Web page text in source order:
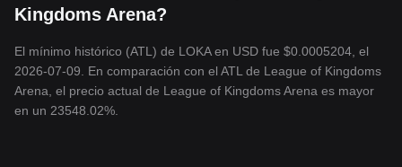
Kingdoms Arena?
El mínimo histórico (ATL) de LOKA en USD fue $0.0005204, el
2026-07-09. En comparación con el ATL de League of Kingdoms
Arena, el precio actual de League of Kingdoms Arena es mayor
en un 23548.02%.